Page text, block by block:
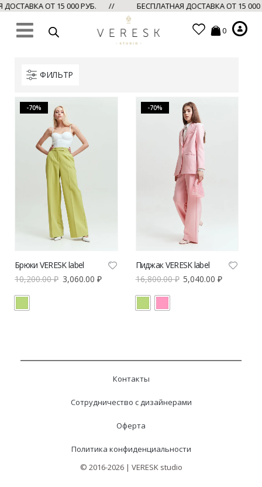
ОТ 15 000 РУБ. // БЕСПЛАТНАЯ ДОСТАВКА ОТ 15
0
ФИЛЬТР
-70%
Брюки VERESK label
10,200.00₽ 3,060.00 ₽
-70%
Пиджак VERESK label
16,800.00₽ 5,040.00₽
Контакты
Сотрудничество с дизайнерами
Оферта
Политика конфиденциальности
© 2016-2026 | VERESK studio